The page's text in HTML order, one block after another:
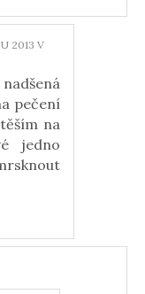
2013 V
pečení
na
jedno